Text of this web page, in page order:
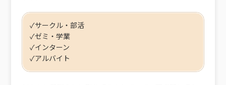
✓サークル・部活
✓ゼミ・学業
✓インターン
✓アルバイト